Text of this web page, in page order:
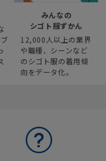
みんなの
シゴト服ずかん
12,000人以上の業界
や職種、シーンなど
のシゴト服の着用傾
向をデータ化。